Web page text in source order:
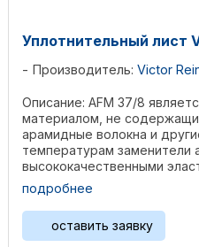
Уплотнительный лист
Производитель: Victor
Описание: AFM 37/8
материалом, не
арамидные волокна и
температурам заменители
высококачественными
давлении и ...
подробнее
оставить заявку